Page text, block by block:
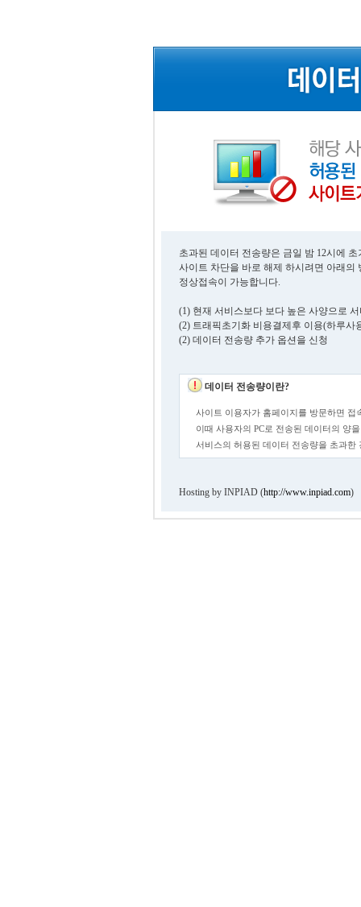
초과된 데이터 전송량은 금일 밤 12시에
사이트 차단을 바로 해제 하시려면 아래의
정상접속이 가능합니다.
(1) 현재 서비스보다 보다 높은 사양으로
(2) 트래픽초기화 비용결제후 이용(하루사
(2) 데이터 전송량 추가 옵션을 신청
데이터 전송량이란?
사이트 이용자가 홈페이지를 방문하면 접
이때 사용자의 PC로 전송된 데이터의 양
서비스의 허용된 데이터 전송량을 초과
Hosting by INPIAD (http://www.inpiad.com)